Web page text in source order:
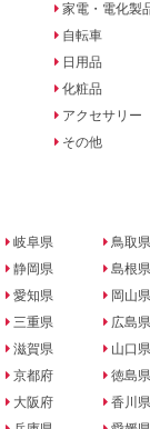
家電・電化製
自転車
日用品
化粧品
アクセサリー
その他
岐阜県
静岡県
愛知県
三重県
滋賀県
京都府
大阪府
鳥取県
島根県
岡山県
広島県
山口県
徳島県
香川県